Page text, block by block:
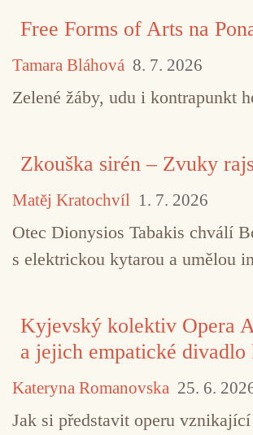
Free Forms of Arts na
Tamara Bláhová 8. 7. 2026
Zelené žáby, udu i kontrapunkt
Zkouška sirén – Zvuky
Matěj Kratochvíl 1. 7. 2026
Otec Dionysios Tabakis chválí
s elektrickou kytarou a umělou
Kyjevský kolektiv Opera
a jejich empatické divadlo
Kateryna Romanovska 25. 6.
Jak si představit operu